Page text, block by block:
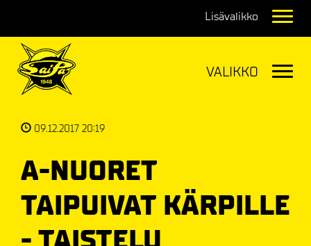
09.12.2017 20:19
A-NUORET
TAIPUIVAT KÄRPILLE